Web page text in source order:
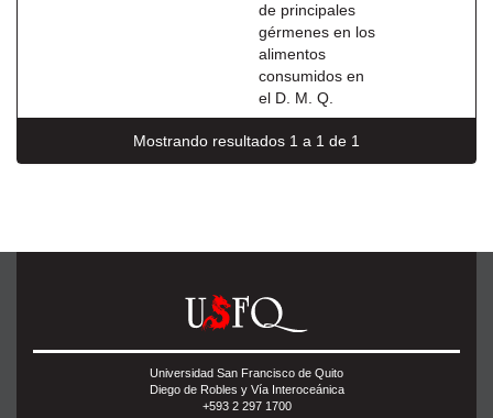
de principales
gérmenes en los
alimentos
consumidos en
el D. M. Q.
Mostrando resultados 1 a 1 de 1
Universidad San Francisco de Quito
Diego de Robles y Vía Interoceánica
+593 2 297 1700